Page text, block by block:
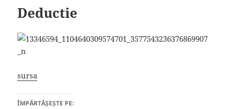
Deductie
sursa
ÎMPĂRTĂȘEȘTE PE: